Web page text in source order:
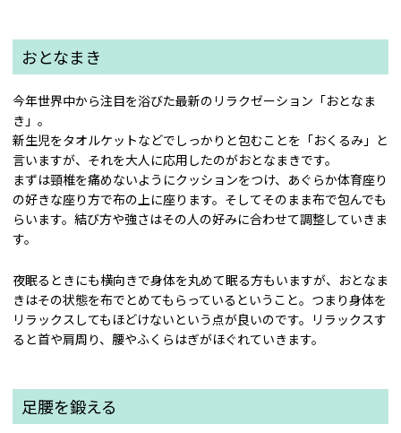
おとなまき
今年世界中から注目を浴びた最新のリラクゼーション「おとなま
き」。
新生児をタオルケットなどでしっかりと包むことを「おくるみ」と
言いますが、それを大人に応用したのがおとなまきです。
まずは頸椎を痛めないようにクッションをつけ、あぐらか体育座り
の好きな座り方で布の上に座ります。そしてそのまま布で包んでも
らいます。結び方や強さはその人の好みに合わせて調整していきま
す。
夜眠るときにも横向きで身体を丸めて眠る方もいますが、おとなま
きはその状態を布でとめてもらっているということ。つまり身体を
リラックスしてもほどけないという点が良いのです。リラックスす
ると首や肩周り、腰やふくらはぎがほぐれていきます。
足腰を鍛える